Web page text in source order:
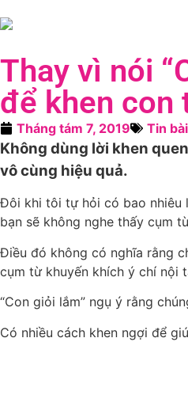
Thay vì nói
để khen con
Tháng tám 7, 2019 Tin bài
Không dùng lời khen
vô cùng hiệu quả.
Đôi khi tôi tự hỏi có bao nhiêu
bạn sẽ không nghe thấy cụm
Điều đó không có nghĩa rằng
cụm từ khuyến khích ý chí nội
“Con giỏi lắm” ngụ ý rằng
Có nhiều cách khen ngợi để